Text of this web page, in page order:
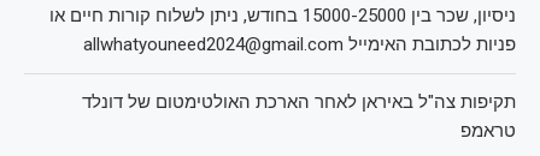
ניסיון, שכר בין 15000-25000 בחודש, ניתן לשלוח קורות חיים או
פניות לכתובת האימייל allwhatyouneed2024@gmail.com
תקיפות צה"ל באיראן לאחר הארכת האולטימטום של דונלד
טראמפ